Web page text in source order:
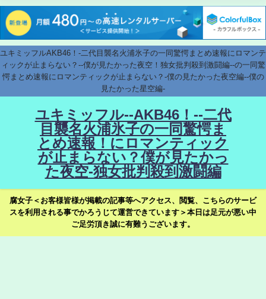
ユキミッフルAKB46！-二代目襲名火浦氷子の一同驚愕まとめ速報にロマンテ
ィックが止まらない？--僕が見たかった夜空！独女批判殺到激闘編--の一同驚
愕まとめ速報にロマンティックが止まらない？-僕の見たかった夜空編--僕の
見たかった星空編-
ユキミッフル--AKB46！--二代
目襲名火浦氷子の一同驚愕ま
とめ速報！にロマンティック
が止まらない？僕が見たかっ
た夜空-独女批判殺到激闘編
腐女子＜お客様皆様が掲載の記事等へアクセス、閲覧、こちらのサービ
スを利用される事でかろうじて運営できています＞本日は足元が悪い中
ご足労頂き誠に有難うございます。